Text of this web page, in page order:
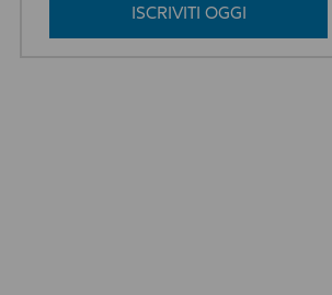
ISCRIVITI OGGI